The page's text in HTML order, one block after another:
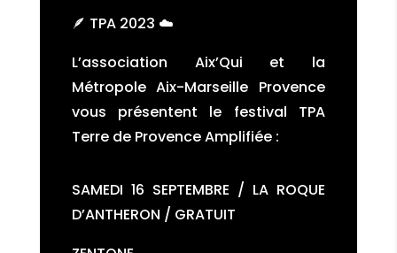
🪶 TPA 2023 ☁️
L’association Aix’Qui et la
Métropole Aix-Marseille Provence
vous présentent le festival TPA
Terre de Provence Amplifiée :
SAMEDI 16 SEPTEMBRE / LA ROQUE
D’ANTHERON / GRATUIT